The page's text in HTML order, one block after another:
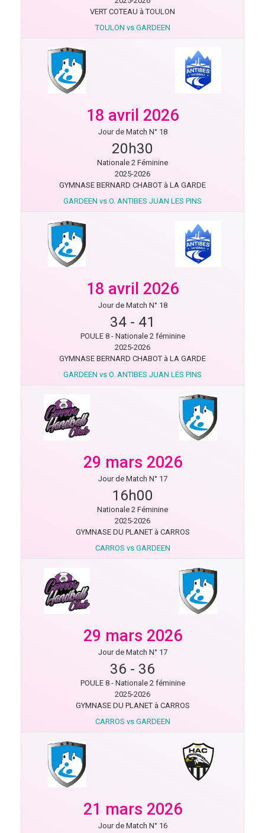
VERT COTEAU à TOULON
TOULON vs GARDEEN
18 avril 2026
Jour de Match N° 18
20h30
Nationale 2 Féminine
2025-2026
GYMNASE BERNARD CHABOT à LA GARDE
GARDEEN vs O. ANTIBES JUAN LES PINS
18 avril 2026
Jour de Match N° 18
34 - 41
POULE 8 - Nationale 2 féminine
2025-2026
GYMNASE BERNARD CHABOT à LA GARDE
GARDEEN vs O. ANTIBES JUAN LES PINS
29 mars 2026
Jour de Match N° 17
16h00
Nationale 2 Féminine
2025-2026
GYMNASE DU PLANET à CARROS
CARROS vs GARDEEN
29 mars 2026
Jour de Match N° 17
36 - 36
POULE 8 - Nationale 2 féminine
2025-2026
GYMNASE DU PLANET à CARROS
CARROS vs GARDEEN
21 mars 2026
Jour de Match N° 16